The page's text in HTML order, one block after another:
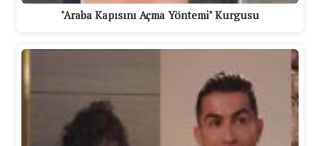
"Araba Kapısını Açma Yöntemi" Kurgusu